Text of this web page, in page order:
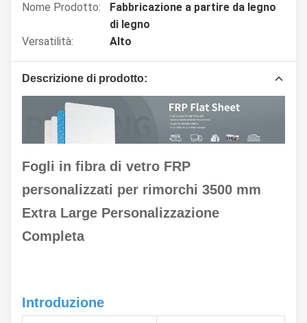
Nome Prodotto:
Fabbricazione a partire da legno
di legno
Versatilità:
Alto
Descrizione di prodotto:
Fogli in fibra di vetro FRP
personalizzati per rimorchi 3500 mm
Extra Large Personalizzazione
Completa
Introduzione